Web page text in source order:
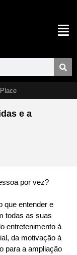
e a
por vez?
que entender e
todas as suas
entretenimento à
da motivação à
para a ampliação